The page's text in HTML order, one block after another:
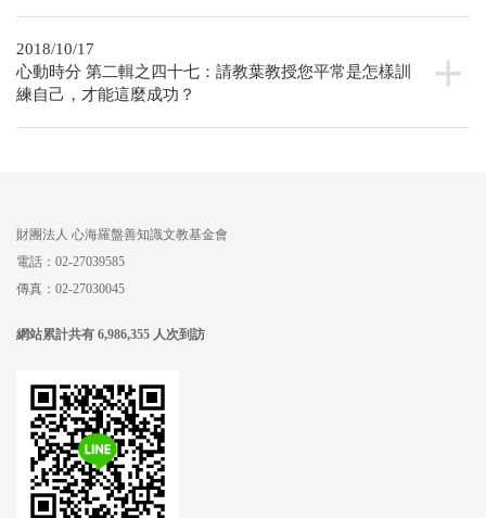
2018/10/17
心動時分 第二輯之四十七：請教葉教授您平常是怎樣訓
練自己，才能這麼成功？
財團法人 心海羅盤善知識文教基金會
電話：02-27039585
傳真：02-27030045
網站累計共有 6,986,355 人次到訪